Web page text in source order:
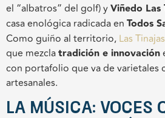
el “albatros” del golf) yViñedo Las
casa enológica radicada en Todos
Como guiño al territorio, Las Tinajas
que mezclatradición e innovación
con portafolio que va de varietales
artesanales.
La música: voces